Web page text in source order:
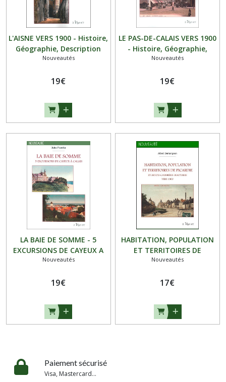
L'AISNE VERS 1900 - Histoire,
Géographie, Description
Nouveautés
19€
LE PAS-DE-CALAIS VERS 1900
- Histoire, Géographie,
Description
Nouveautés
19€
LA BAIE DE SOMME - 5
EXCURSIONS DE CAYEUX A
CALAIS
Nouveautés
19€
HABITATION, POPULATION
ET TERRITOIRES DE
PICARDIE ET ARTOIS-
1900
Nouveautés
17€
Paiement sécurisé
Visa, Mastercard...